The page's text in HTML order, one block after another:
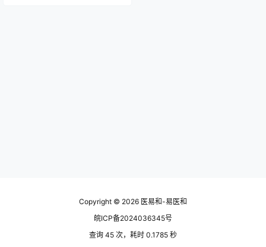
Copyright © 2026 医易和-易医和
皖ICP备2024036345号
查询 45 次，耗时 0.1785 秒